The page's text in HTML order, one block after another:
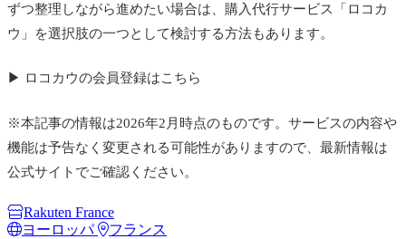
ずつ整理しながら進めたい場合は、購入代行サービス「ロコカ
ウ」を選択肢の一つとして検討する方法もあります。
▶ ロコカウの会員登録はこちら
※本記事の情報は2026年2月時点のものです。サービスの内容や
機能は予告なく変更される可能性がありますので、最新情報は
公式サイトでご確認ください。
Rakuten France
ヨーロッパ
フランス